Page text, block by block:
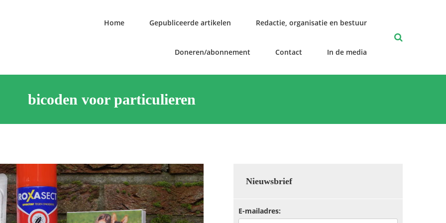
Home Gepubliceerde artikelen Redactie, organisatie en bestuur
Doneren/abonnement Contact In de media
bicoden voor particulieren
Nieuwsbrief
E-mailadres: